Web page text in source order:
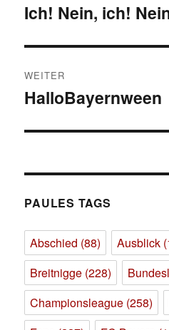
Vorheriger
Ich! Nein, ich!
WEITER
Nächster
HalloBayernween
PAULES TAGS
Abschied (88) Ausblick
Breitnigge (228)
Championsleague (258)